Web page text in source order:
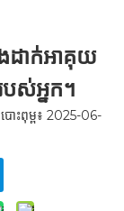
ដាក់​អាគុយ​
ស់​អ្នក។
ោះពុម្ព៖ 2025-06-